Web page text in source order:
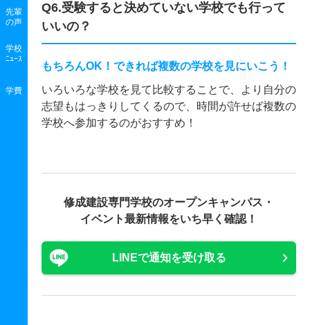
先輩
の声
学校
ﾆｭｰｽ
学費
Q6.受験すると決めていない学校でも行って
いいの？
もちろんOK！できれば複数の学校を見にいこう！
いろいろな学校を見て比較することで、より自分の
志望もはっきりしてくるので、時間が許せば複数の
学校へ参加するのがおすすめ！
修成建設専門学校のオープンキャンパス・
イベント最新情報をいち早く確認！
LINEで通知を受け取る